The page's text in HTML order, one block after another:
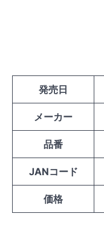
発売日
メーカー
品番
JANコード
価格